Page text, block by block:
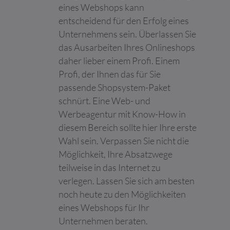
eines Webshops kann
entscheidend für den Erfolg eines
Unternehmens sein. Überlassen Sie
das Ausarbeiten Ihres Onlineshops
daher lieber einem Profi. Einem
Profi, der Ihnen das für Sie
passende Shopsystem-Paket
schnürt. Eine Web- und
Werbeagentur mit Know-How in
diesem Bereich sollte hier Ihre erste
Wahl sein. Verpassen Sie nicht die
Möglichkeit, Ihre Absatzwege
teilweise in das Internet zu
verlegen. Lassen Sie sich am besten
noch heute zu den Möglichkeiten
eines Webshops für Ihr
Unternehmen beraten.
nutzen.
Google
Erfasst statistische
Daten zu Website-
Besuchen des
Benutzers, wie z. B. die
Anzahl der Besuche,
durchschnittliche
Verweildauer auf der
Website und welche
Seiten geladen wurden.
Der Zweck ist die
Segmentierung der
Benutzer der Website
nach Faktoren wie
Demografie und
geografische Lage,
damit Medien- und
Marketing-Agenturen
ihre Zielgruppen
strukturieren und
verstehen können, um
g